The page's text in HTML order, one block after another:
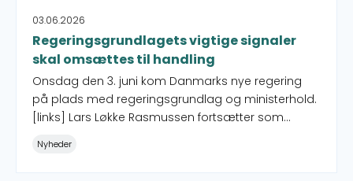
03.06.2026
Regeringsgrundlagets vigtige signaler
skal omsættes til handling
Onsdag den 3. juni kom Danmarks nye regering
på plads med regeringsgrundlag og ministerhold.
[links] Lars Løkke Rasmussen fortsætter som
fortsat afsat 0,7 pct. af BNI til udviklingssamarbejde.
Det afgiver vigtige signaler i en svær tid, siger
Nyheder